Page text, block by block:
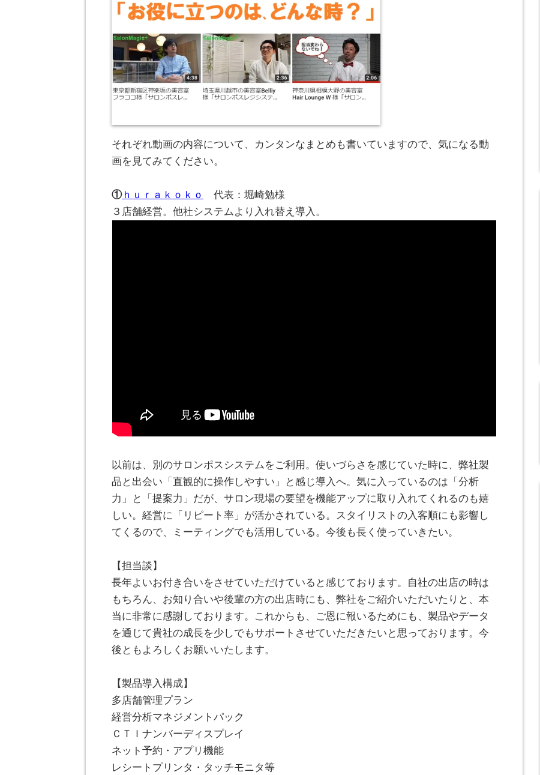
それぞれ動画の内容について、カンタンなまとめも書いていますので、気になる動
画を見てみてください。
①ｈｕｒａｋｏｋｏ
代表：堀崎勉様
３店舗経営。他社システムより入れ替え導入。
以前は、別のサロンポスシステムをご利用。使いづらさを感じていた時に、弊社製
品と出会い「直観的に操作しやすい」と感じ導入へ。気に入っているのは「分析
力」と「提案力」だが、サロン現場の要望を機能アップに取り入れてくれるのも嬉
しい。経営に「リピート率」が活かされている。スタイリストの入客順にも影響し
てくるので、ミーティングでも活用している。今後も長く使っていきたい。
【担当談】
長年よいお付き合いをさせていただけていると感じております。自社の出店の時は
もちろん、お知り合いや後輩の方の出店時にも、弊社をご紹介いただいたりと、本
当に非常に感謝しております。これからも、ご恩に報いるためにも、製品やデータ
を通じて貴社の成長を少しでもサポートさせていただきたいと思っております。今
後ともよろしくお願いいたします。
【製品導入構成】
多店舗管理プラン
経営分析マネジメントパック
ＣＴＩナンバーディスプレイ
ネット予約・アプリ機能
レシートプリンタ・タッチモニタ等